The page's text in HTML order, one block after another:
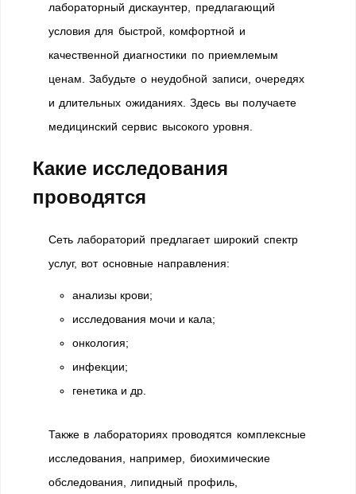
лабораторный дискаунтер, предлагающий
условия для быстрой, комфортной и
качественной диагностики по приемлемым
ценам. Забудьте о неудобной записи, очередях
и длительных ожиданиях. Здесь вы получаете
медицинский сервис высокого уровня.
Какие исследования
проводятся
Сеть лабораторий предлагает широкий спектр
услуг, вот основные направления:
анализы крови;
исследования мочи и кала;
онкология;
инфекции;
генетика и др.
Также в лабораториях проводятся комплексные
исследования, например, биохимические
обследования, липидный профиль,